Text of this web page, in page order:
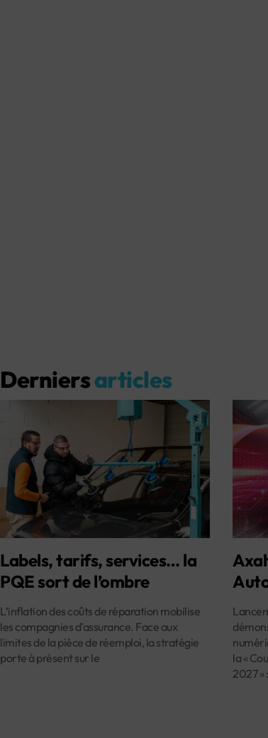
Derniersarticles
Labels, tarifs, services… la
PQE sort de l’ombre
L’inflation des coûts de réparation mobilise
les compagnies d’assurance. Face aux
limites de la pièce de réemploi, la stratégie
porte à présent sur le
la «
2027 » :